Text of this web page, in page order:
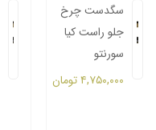
سگدست چرخ
جلو راست کیا
سورنتو
۴,۷۵۰,۰۰۰تومان